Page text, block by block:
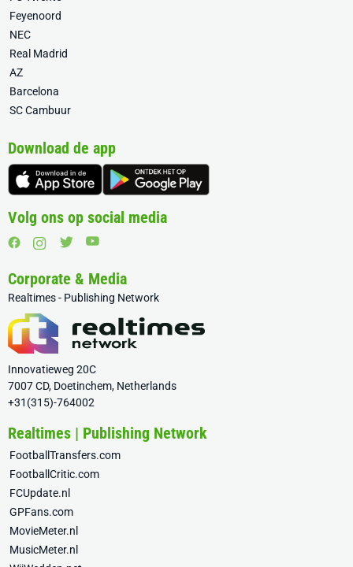
Feyenoord
NEC
Real Madrid
AZ
Barcelona
SC Cambuur
Download de app
Volg ons op social media
Corporate & Media
Realtimes - Publishing Network
Innovatieweg 20C
7007 CD, Doetinchem, Netherlands
+31(315)-764002
Realtimes | Publishing Network
FootballTransfers.com
FootballCritic.com
FCUpdate.nl
GPFans.com
MovieMeter.nl
MusicMeter.nl